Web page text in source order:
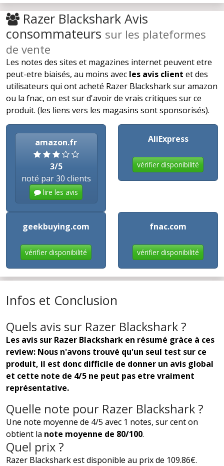
Razer Blackshark Avis
consommateurs sur les plateformes
de vente
Les notes des sites et magazines internet peuvent etre
peut-etre biaisés, au moins avec les avis client et des
utilisateurs qui ont acheté Razer Blackshark sur amazon
ou la fnac, on est sur d'avoir de vrais critiques sur ce
produit. (les liens vers les magasins sont sponsorisés).
amazon.fr
3/5
noté par 30 clients
lire les avis
AliExpress
vérifier disponibilité
geekbuying.com
vérifier disponibilité
fnac.com
vérifier disponibilité
Infos et Conclusion
Quels avis sur Razer Blackshark ?
Les avis sur Razer Blackshark en résumé gràce à ces
review: Nous n'avons trouvé qu'un seul test sur ce
produit, il est donc difficile de donner un avis global
et cette note de 4/5 ne peut pas etre vraiment
représentative.
Quelle note pour Razer Blackshark ?
Une note moyenne de 4/5 avec 1 notes, sur cent on
obtient la note moyenne de 80/100.
Quel prix ?
Razer Blackshark est disponible au prix de 109.86€.